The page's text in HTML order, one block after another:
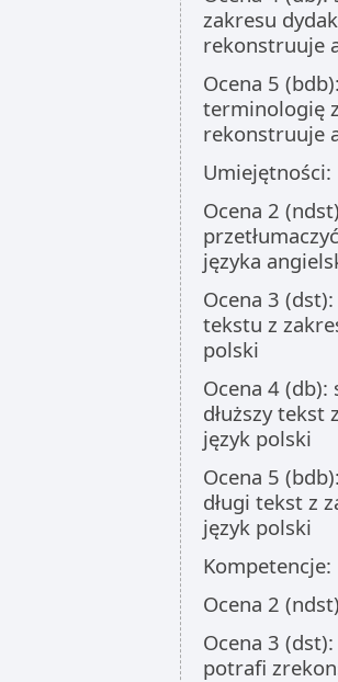
zakresu
rekonstruuje
Ocena 5
terminologię
rekonstruuje
Umiejętności:
Ocena 2
języka
Ocena 3
tekstu z
polski
Ocena 4
dłuższy
język polski
Ocena 5
długi tekst z
język polski
Kompetencje:
Ocena 2
Ocena 3
potrafi